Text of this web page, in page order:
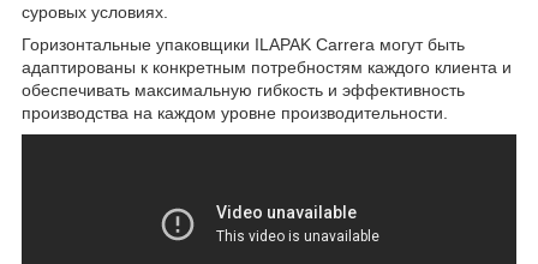
суровых условиях.
Горизонтальные упаковщики ILAPAK Carrera могут быть
адаптированы к конкретным потребностям каждого клиента и
обеспечивать максимальную гибкость и эффективность
производства на каждом уровне производительности.